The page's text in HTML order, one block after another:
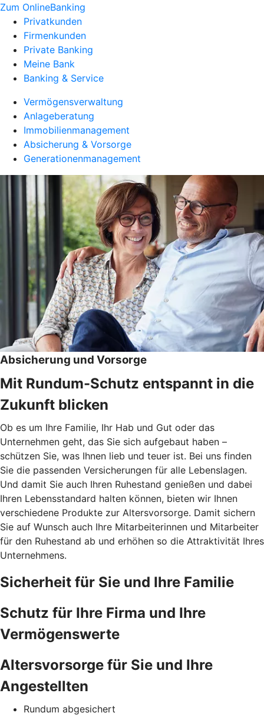
Zum OnlineBanking
Privatkunden
Firmenkunden
Private Banking
Meine Bank
Banking & Service
Vermögensverwaltung
Anlageberatung
Immobilienmanagement
Absicherung & Vorsorge
Generationenmanagement
Absicherung und Vorsorge
Mit Rundum-Schutz entspannt in die
Zukunft blicken
Ob es um Ihre Familie, Ihr Hab und Gut oder das
Unternehmen geht, das Sie sich aufgebaut haben –
schützen Sie, was Ihnen lieb und teuer ist. Bei uns finden
Sie die passenden Versicherungen für alle Lebenslagen.
Und damit Sie auch Ihren Ruhestand genießen und dabei
Ihren Lebensstandard halten können, bieten wir Ihnen
verschiedene Produkte zur Altersvorsorge. Damit sichern
Sie auf Wunsch auch Ihre Mitarbeiterinnen und Mitarbeiter
für den Ruhestand ab und erhöhen so die Attraktivität Ihres
Unternehmens.
Sicherheit für Sie und Ihre Familie
Schutz für Ihre Firma und Ihre
Vermögenswerte
Altersvorsorge für Sie und Ihre
Angestellten
Rundum abgesichert